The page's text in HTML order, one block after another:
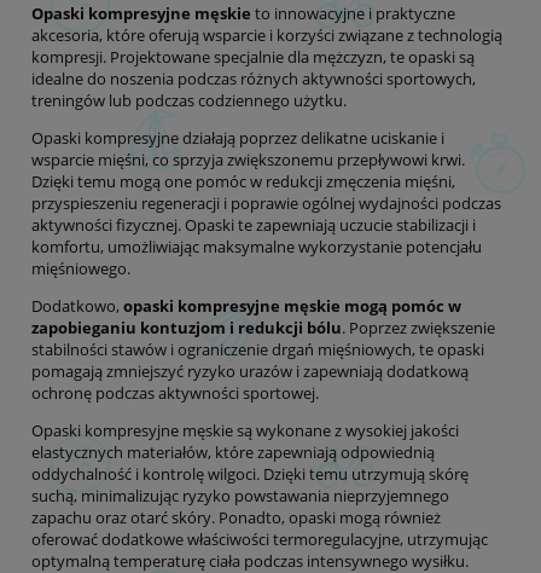
Opaski kompresyjne męskie to innowacyjne i praktyczne
akcesoria, które oferują wsparcie i korzyści związane z technologią
kompresji. Projektowane specjalnie dla mężczyzn, te opaski są
idealne do noszenia podczas różnych aktywności sportowych,
treningów lub podczas codziennego użytku.
Opaski kompresyjne działają poprzez delikatne uciskanie i
wsparcie mięśni, co sprzyja zwiększonemu przepływowi krwi.
Dzięki temu mogą one pomóc w redukcji zmęczenia mięśni,
przyspieszeniu regeneracji i poprawie ogólnej wydajności podczas
aktywności fizycznej. Opaski te zapewniają uczucie stabilizacji i
komfortu, umożliwiając maksymalne wykorzystanie potencjału
mięśniowego.
Dodatkowo, opaski kompresyjne męskie mogą pomóc w
zapobieganiu kontuzjom i redukcji bólu. Poprzez zwiększenie
stabilności stawów i ograniczenie drgań mięśniowych, te opaski
pomagają zmniejszyć ryzyko urazów i zapewniają dodatkową
ochronę podczas aktywności sportowej.
Opaski kompresyjne męskie są wykonane z wysokiej jakości
elastycznych materiałów, które zapewniają odpowiednią
oddychalność i kontrolę wilgoci. Dzięki temu utrzymują skórę
suchą, minimalizując ryzyko powstawania nieprzyjemnego
zapachu oraz otarć skóry. Ponadto, opaski mogą również
oferować dodatkowe właściwości termoregulacyjne, utrzymując
optymalną temperaturę ciała podczas intensywnego wysiłku.